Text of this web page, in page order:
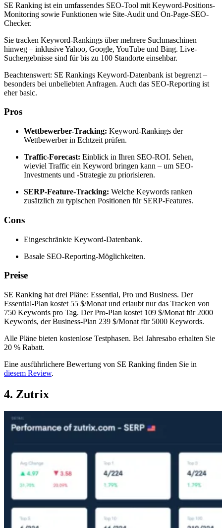
SE Ranking ist ein umfassendes SEO-Tool mit Keyword-Positions-
Monitoring sowie Funktionen wie Site-Audit und On-Page-SEO-
Checker.
Sie tracken Keyword-Rankings über mehrere Suchmaschinen
hinweg – inklusive Yahoo, Google, YouTube und Bing. Live-
Suchergebnisse sind für bis zu 100 Standorte einsehbar.
Beachtenswert: SE Rankings Keyword-Datenbank ist begrenzt –
besonders bei unbeliebten Anfragen. Auch das SEO-Reporting ist
eher basic.
Pros
Wettbewerber-Tracking: Keyword-Rankings der
Wettbewerber in Echtzeit prüfen.
Traffic-Forecast: Einblick in Ihren SEO-ROI. Sehen,
wieviel Traffic ein Keyword bringen kann – um SEO-
Investments und -Strategie zu priorisieren.
SERP-Feature-Tracking: Welche Keywords ranken
zusätzlich zu typischen Positionen für SERP-Features.
Cons
Eingeschränkte Keyword-Datenbank.
Basale SEO-Reporting-Möglichkeiten.
Preise
SE Ranking hat drei Pläne: Essential, Pro und Business. Der
Essential-Plan kostet 55 $/Monat und erlaubt nur das Tracken von
750 Keywords pro Tag. Der Pro-Plan kostet 109 $/Monat für 2000
Keywords, der Business-Plan 239 $/Monat für 5000 Keywords.
Alle Pläne bieten kostenlose Testphasen. Bei Jahresabo erhalten Sie
20 % Rabatt.
Eine ausführlichere Bewertung von SE Ranking finden Sie in
diesem Review.
4. Zutrix